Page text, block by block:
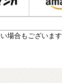
場合もございます